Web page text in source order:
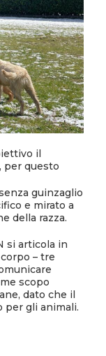
il
per questo
guinzaglio
e mirato a
della razza.
si articola in
– tre
scopo
dato che il
per gli animali.